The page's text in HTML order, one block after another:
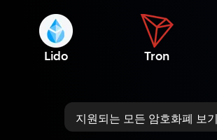
Lido Tron
지원되는 모든 암호화폐 보기